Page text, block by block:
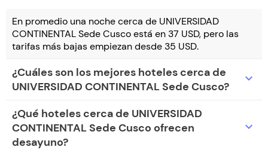
En promedio una noche cerca de UNIVERSIDAD
CONTINENTAL Sede Cusco está en 37 USD, pero las
tarifas más bajas empiezan desde 35 USD.
¿Cuáles son los mejores hoteles cerca de
UNIVERSIDAD CONTINENTAL Sede Cusco?
expand_more
¿Qué hoteles cerca de UNIVERSIDAD
CONTINENTAL Sede Cusco ofrecen
desayuno?
expand_more